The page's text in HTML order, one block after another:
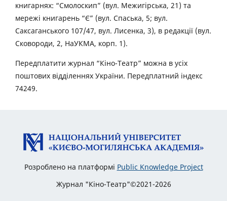
книгарнях: “Смолоскип” (вул. Межигірська, 21) та
мережі книгарень “Є” (вул. Спаська, 5; вул.
Саксаганського 107/47, вул. Лисенка, 3), в редакції (вул.
Сковороди, 2, НаУКМА, корп. 1).
Передплатити журнал “Кіно-Театр” можна в усіх
поштових відділеннях України. Передплатний індекс
74249.
Розроблено на платформі Public Knowledge Project
Журнал "Кіно-Театр"©2021-2026